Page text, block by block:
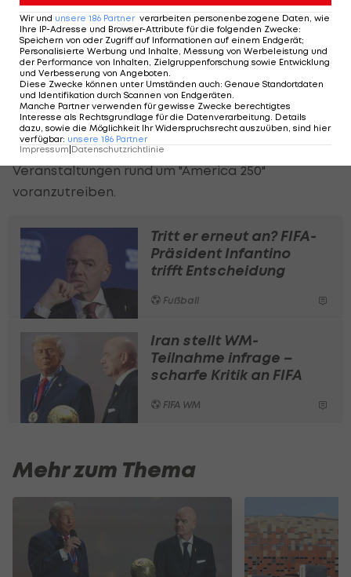
Außerdem seien bei den Achtelfinalspielen am 4.
Juli in Houston und Philadelphia besondere
Feierlichkeiten zum 250. Jahrestag der
Unterzeichnung der Unabhängigkeitserklärung
der USA vorgesehen.
Seit seiner Rückkehr ins Amt hat Präsident Donald
Trump mehrere Maßnahmen ergriffen, um
Veranstaltungen rund um "America 250"
voranzutreiben.
Tritt er erneut an? FIFA-
Präsident Infantino
trifft Entscheidung
Fußball
Iran stellt WM-
Teilnahme infrage –
scharfe Kritik an FIFA
FIFA WM
Mehr zum Thema
Wir und unsere 186 Partner verarbeiten personenbezogene Daten, wie
Ihre IP-Adresse und Browser-Attribute für die folgenden Zwecke:
Speichern von oder Zugriff auf Informationen auf einem Endgerät;
Personalisierte Werbung und Inhalte, Messung von Werbeleistung und
der Performance von Inhalten, Zielgruppenforschung sowie Entwicklung
und Verbesserung von Angeboten.
Diese Zwecke können unter Umständen auch: Genaue Standortdaten
und Identifikation durch Scannen von Endgeräten.
Manche Partner verwenden für gewisse Zwecke berechtigtes
Interesse als Rechtsgrundlage für die Datenverarbeitung. Details
dazu, sowie die Möglichkeit Ihr Widerspruchsrecht auszuüben, sind hier
verfügbar: unsere 186 Partner
Impressum Datenschutzrichtlinie